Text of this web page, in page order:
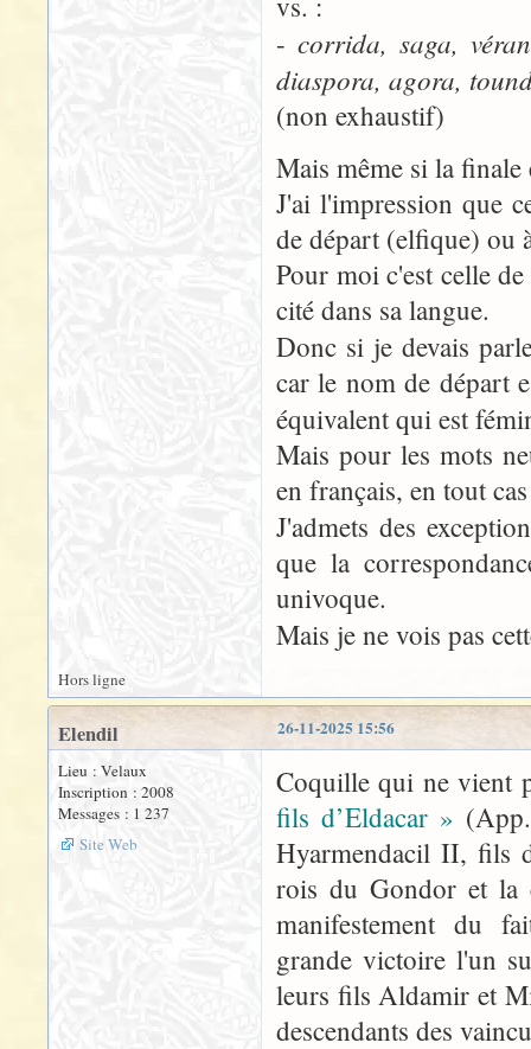
- corrida, saga,
diaspora, agora,
(non exhaustif)
Mais même si la
J'ai l'impression que
de départ (elfique) ou
Pour moi c'est celle
cité dans sa langue.
Donc si je devais
car le nom de départ
équivalent qui est
Mais pour les mots
en français, en tout
J'admets des
que la
univoque.
Mais je ne vois pas
Hors ligne
26-11-2025 15:56
Elendil
Lieu : Velaux
Inscription : 2008
Messages : 1 237
Site Web
Coquille qui ne vient
fils d’Eldacar »
Hyarmendacil II, fils
rois du Gondor et la
manifestement du
grande victoire l'un
leurs fils Aldamir et
descendants des